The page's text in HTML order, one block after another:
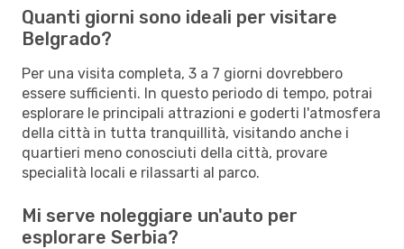
Quanti giorni sono ideali per visitare
Belgrado?
Per una visita completa, 3 a 7 giorni dovrebbero
essere sufficienti. In questo periodo di tempo, potrai
esplorare le principali attrazioni e goderti l'atmosfera
della città in tutta tranquillità, visitando anche i
quartieri meno conosciuti della città, provare
specialità locali e rilassarti al parco.
Mi serve noleggiare un'auto per
esplorare Serbia?